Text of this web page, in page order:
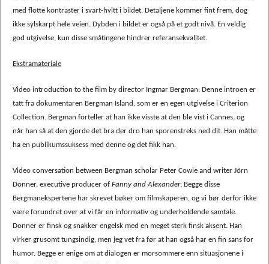
med flotte kontraster i svart-hvitt i bildet. Detaljene kommer fint frem, dog
ikke sylskarpt hele veien. Dybden i bildet er også på et godt nivå. En veldig
god utgivelse, kun disse småtingene hindrer referansekvalitet.
Ekstramateriale
Video introduction to the film by director Ingmar Bergman: Denne introen er
tatt fra dokumentaren Bergman Island, som er en egen utgivelse i Criterion
Collection. Bergman forteller at han ikke visste at den ble vist i Cannes, og
når han så at den gjorde det bra der dro han sporenstreks ned dit. Han måtte
ha en publikumssuksess med denne og det fikk han.
Video conversation between Bergman scholar Peter Cowie and writer Jörn
Donner, executive producer of Fanny and Alexander: Begge disse
Bergmanekspertene har skrevet bøker om filmskaperen, og vi bør derfor ikke
være forundret over at vi får en informativ og underholdende samtale.
Donner er finsk og snakker engelsk med en meget sterk finsk aksent. Han
virker grusomt tungsindig, men jeg vet fra før at han også har en fin sans for
humor. Begge er enige om at dialogen er morsommere enn situasjonene i